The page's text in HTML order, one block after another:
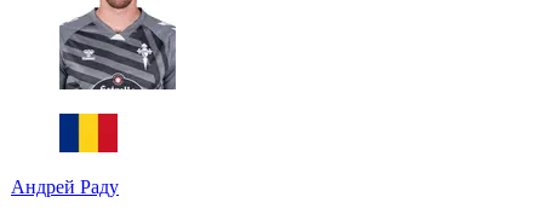
Андрей Раду